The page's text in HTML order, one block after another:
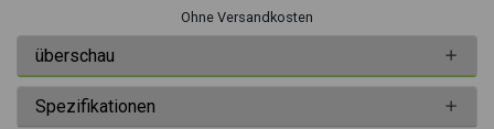
Ohne Versandkosten
überschau
Spezifikationen